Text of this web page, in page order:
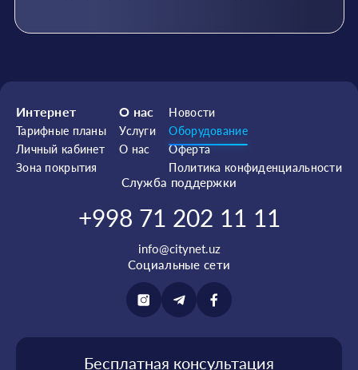
Интернет
Тарифные планы
Личный кабинет
Зона покрытия
О нас
Услуги
О нас
Новости
Оборудование
Оферта
Политика конфиденциальности
Служба поддержки
+998 71 202 11 11
info@citynet.uz
Социальные сети
Бесплатная консультация